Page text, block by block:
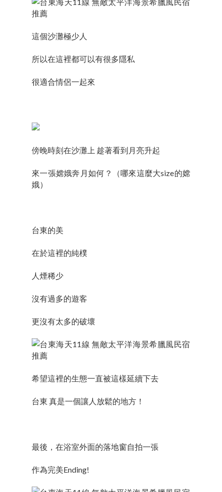
這個沙灘極少人
所以在這裡都可以有很多隱私
很適合情侶一起來
傍晚時刻在沙灘上 趁著看到月亮升起
來一張嫦娥奔月如何？（哪來這麼大size的嫦
娥）
台東的美
在於這裡的純樸
人煙稀少
沒有過多的遊客
更沒有太多的破壞
希望這裡的生態一直被這樣延續下去
台東 真是一個讓人放鬆的地方！
最後，在浴室外面的落地窗自拍一張
作為完美Ending!